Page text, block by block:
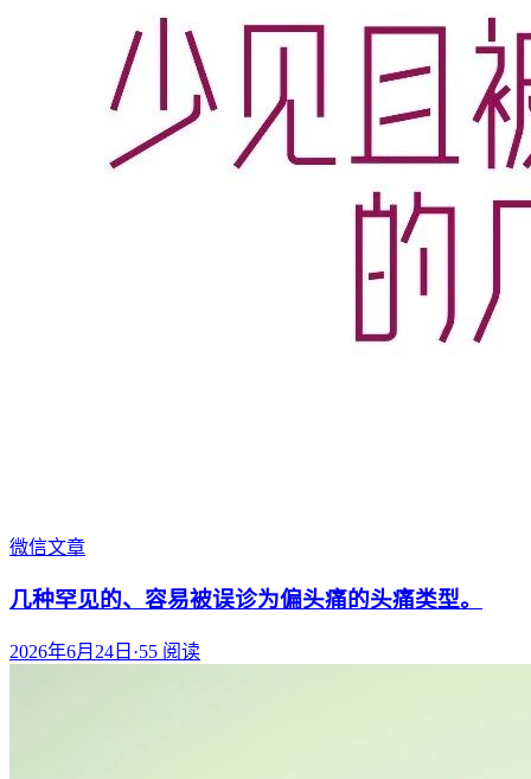
微信文章
几种罕见的、容易被误诊为偏头痛的头痛类型。
2026年6月24日 ·55 阅读